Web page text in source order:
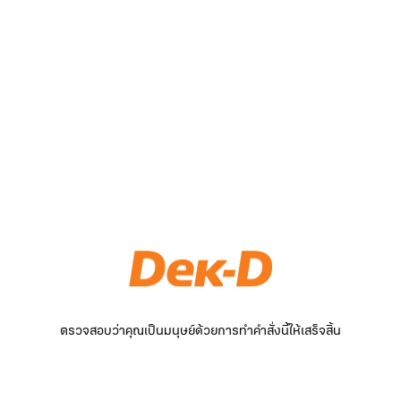
ตรวจสอบว่าคุณเป็นมนุษย์ด้วยการทำคำสั่งนี้ให้เสร็จสิ้น